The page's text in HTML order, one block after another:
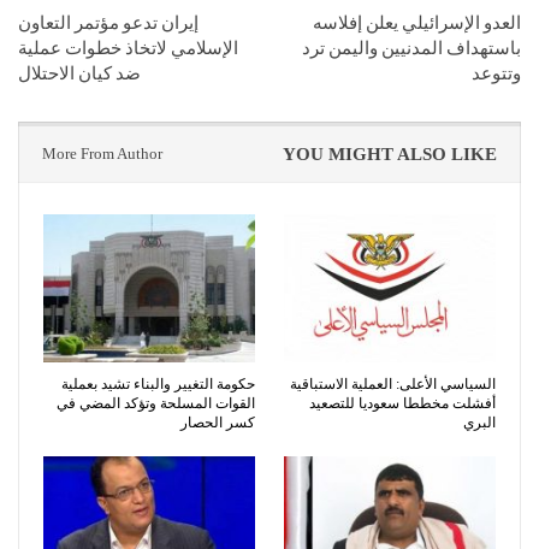
العدو الإسرائيلي يعلن إفلاسه
باستهداف المدنيين واليمن ترد
وتتوعد
إيران تدعو مؤتمر التعاون
الإسلامي لاتخاذ خطوات عملية
ضد كيان الاحتلال
YOU MIGHT ALSO LIKE
More From Author
السياسي الأعلى: العملية الاستباقية
أفشلت مخططا سعوديا للتصعيد
البري
حكومة التغيير والبناء تشيد بعملية
القوات المسلحة وتؤكد المضي في
كسر الحصار